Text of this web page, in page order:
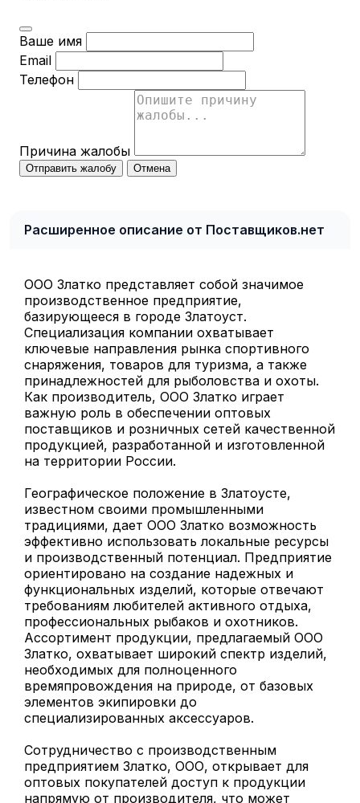
Ваше имя
Email
Телефон
Причина жалобы
Отправить жалобу Отмена
Расширенное описание от Поставщиков.нет
ООО Златко представляет собой значимое
производственное предприятие,
базирующееся в городе Златоуст.
Специализация компании охватывает
ключевые направления рынка спортивного
снаряжения, товаров для туризма, а также
принадлежностей для рыболовства и охоты.
Как производитель, ООО Златко играет
важную роль в обеспечении оптовых
поставщиков и розничных сетей качественной
продукцией, разработанной и изготовленной
на территории России.
Географическое положение в Златоусте,
известном своими промышленными
традициями, дает ООО Златко возможность
эффективно использовать локальные ресурсы
и производственный потенциал. Предприятие
ориентировано на создание надежных и
функциональных изделий, которые отвечают
требованиям любителей активного отдыха,
профессиональных рыбаков и охотников.
Ассортимент продукции, предлагаемый ООО
Златко, охватывает широкий спектр изделий,
необходимых для полноценного
времяпровождения на природе, от базовых
элементов экипировки до
специализированных аксессуаров.
Сотрудничество с производственным
предприятием Златко, ООО, открывает для
оптовых покупателей доступ к продукции
напрямую от производителя, что может